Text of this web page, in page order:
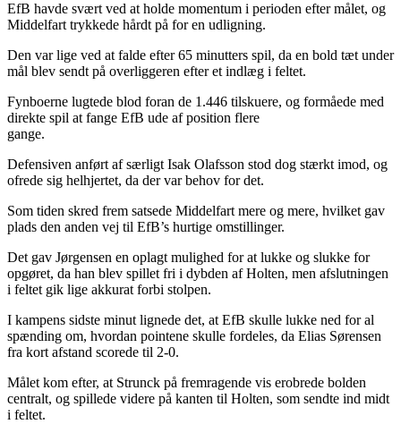
EfB havde svært ved at holde momentum i perioden efter målet, og
Middelfart trykkede hårdt på for en udligning.
Den var lige ved at falde efter 65 minutters spil, da en bold tæt under
mål blev sendt på overliggeren efter et indlæg i feltet.
Fynboerne lugtede blod foran de 1.446 tilskuere, og formåede med
direkte spil at fange EfB ude af position flere
Defensiven anført af særligt Isak Olafsson stod dog stærkt imod, og
ofrede sig helhjertet, da der var behov for det.
Som tiden skred frem satsede Middelfart mere og mere, hvilket gav
plads den anden vej til EfB’s hurtige omstillinger.
Det gav Jørgensen en oplagt mulighed for at lukke og slukke for
opgøret, da han blev spillet fri i dybden af Holten, men afslutningen
i feltet gik lige akkurat forbi stolpen.
I kampens sidste minut lignede det, at EfB skulle lukke ned for al
spænding om, hvordan pointene skulle fordeles, da Elias Sørensen
fra kort afstand scorede til 2-0.
Målet kom efter, at Strunck på fremragende vis erobrede bolden
centralt, og spillede videre på kanten til Holten, som sendte ind midt
i feltet.